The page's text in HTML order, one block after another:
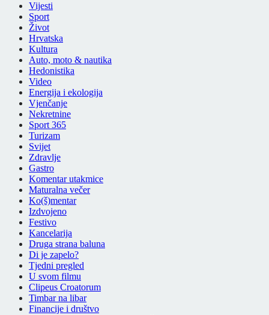
Vijesti
Sport
Život
Hrvatska
Kultura
Auto, moto & nautika
Hedonistika
Video
Energija i ekologija
Vjenčanje
Nekretnine
Sport 365
Turizam
Svijet
Zdravlje
Gastro
Komentar utakmice
Maturalna večer
Ko(š)mentar
Izdvojeno
Festivo
Kancelarija
Druga strana baluna
Di je zapelo?
Tjedni pregled
U svom filmu
Clipeus Croatorum
Timbar na libar
Financije i društvo